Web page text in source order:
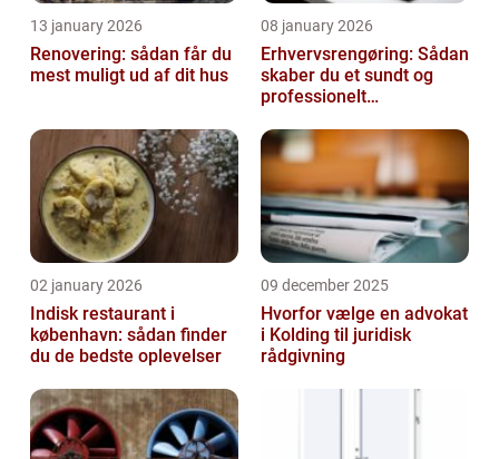
13 january 2026
Renovering: sådan får du
mest muligt ud af dit hus
08 january 2026
Erhvervsrengøring: Sådan
skaber du et sundt og
professionelt
02 january 2026
Indisk restaurant i
københavn: sådan finder
du de bedste oplevelser
09 december 2025
Hvorfor vælge en advokat
i Kolding til juridisk
rådgivning